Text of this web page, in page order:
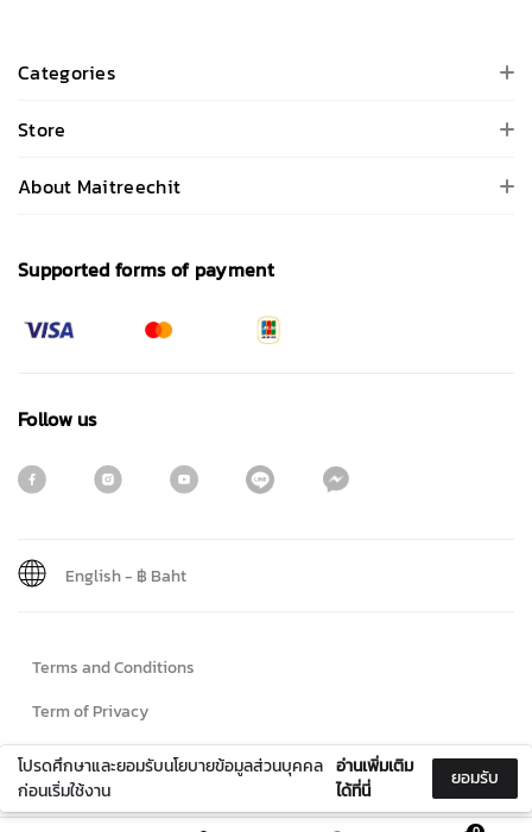
โปรดศึกษาและยอมรับนโยบายข้อมูลส่วนบุคคล
ก่อนเริ่มใช้งาน
อ่านเพิ่มเติม
ได้ที่นี่
ยอมรับ
Categories
Store
About Maitreechit
Supported forms of payment
Follow us
Terms and Conditions
Term of Privacy
Cookie Policy
English- ฿ Baht
First name
Last name